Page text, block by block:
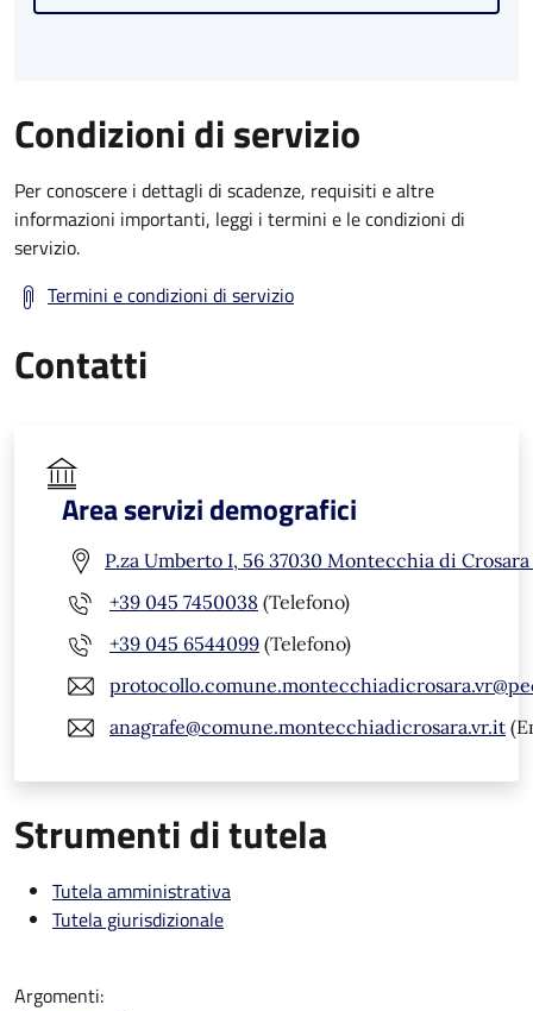
Condizioni di servizio
Per conoscere i dettagli di scadenze, requisiti e altre
informazioni importanti, leggi i termini e le condizioni di
servizio.
Termini e condizioni di servizio
Contatti
Area servizi demografici
P.za Umberto I, 56 37030 Montecchia di Crosara
+39 045 7450038 (Telefono)
+39 045 6544099 (Telefono)
anagrafe@comune.montecchiadicrosara.vr.it
Strumenti di tutela
Tutela amministrativa
Tutela giurisdizionale
Argomenti: